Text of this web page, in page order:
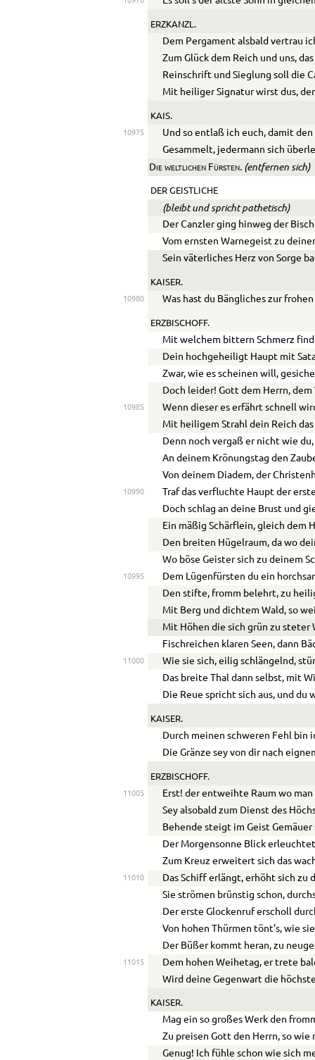
ERZKANZL.
Dem Pergament alsbald vertrau
Zum Glück dem Reich und uns,
Reinschrift und Sieglung soll die
Mit heiliger Signatur wirst dus,
KAIS.
10975
Und so entlaß ich euch, damit den
Gesammelt, jedermann sich
Die weltlichen Fürsten. (entfernen sich)
DER GEISTLICHE
(bleibt und spricht pathetisch)
Der Canzler ging hinweg der
Vom ernsten Warnegeist zu
Sein väterliches Herz von Sorge
KAISER.
10980 Was hast du Bängliches zur
ERZBISCHOFF.
Mit welchem bittern Schmerz
Dein hochgeheiligt Haupt mit
Zwar, wie es scheinen will,
Doch leider! Gott dem Herrn,
10985
Wenn dieser es erfährt schnell
Mit heiligem Strahl dein Reich
Denn noch vergaß er nicht wie
An deinem Krönungstag den
Von deinem Diadem, der
10990
Traf das verfluchte Haupt der
Doch schlag an deine Brust und
Ein mäßig Schärflein, gleich dem
Den breiten Hügelraum, da wo
Wo böse Geister sich zu deinem
10995
Dem Lügenfürsten du ein
Den stifte, fromm belehrt, zu
Mit Berg und dichtem Wald, so
Mit Höhen die sich grün zu steter
Fischreichen klaren Seen, dann
11000
Wie sie sich, eilig schlängelnd,
Das breite Thal dann selbst, mit
Die Reue spricht sich aus, und du
KAISER.
Durch meinen schweren Fehl bin
Die Gränze sey von dir nach
ERZBISCHOFF.
11005
Erst! der entweihte Raum wo
Sey alsobald zum Dienst des
Behende steigt im Geist Gemäuer
Der Morgensonne Blick erleuchtet
Zum Kreuz erweitert sich das
11010
Das Schiff erlängt, erhöht sich zu
Sie strömen brünstig schon,
Der erste Glockenruf erscholl
Von hohen Thürmen tönt’s, wie
Der Büßer kommt heran, zu
11015
Dem hohen Weihetag, er trete
Wird deine Gegenwart die
KAISER.
Mag ein so großes Werk den
Zu preisen Gott den Herrn, so wie
Genug! Ich fühle schon wie sich